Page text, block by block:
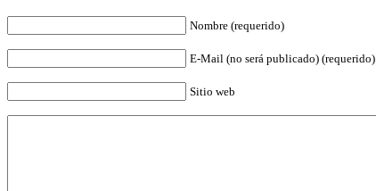
Nombre (requerido)
E-Mail (no será publicado) (requerido)
Sitio web